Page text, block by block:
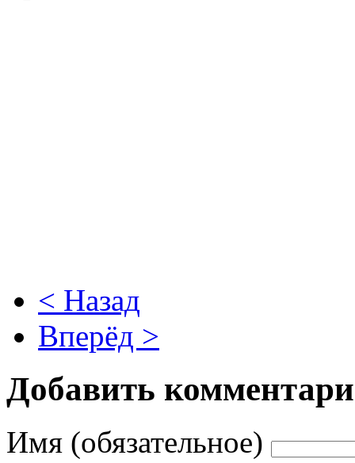
< Назад
Вперёд >
Добавить
Имя (обязательное)